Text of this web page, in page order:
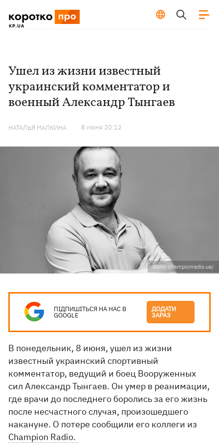
Ушел из жизни известный
украинский комментатор и
военный Александр Тынгаев
НАТАЛЬЯ МАЛКИНА 8 июня 20:12
Фото: championradio.ua/
ПІДПИШІТЬСЯ НА НАС В
GOOGLE
ДОДАТИ
ЗАРАЗ
В понедельник, 8 июня, ушел из жизни
известный украинский спортивный
комментатор, ведущий и боец Вооруженных
сил Александр Тынгаев. Он умер в реанимации,
где врачи до последнего боролись за его жизнь
после несчастного случая, произошедшего
накануне. О потере сообщили его коллеги из
Champion Radio.